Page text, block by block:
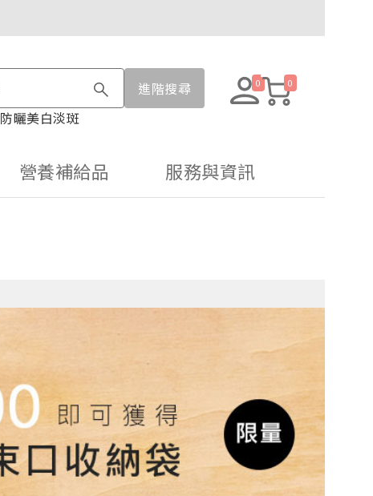
0 0
進階搜尋
防曬美白淡斑
營養補給品 服務與資訊